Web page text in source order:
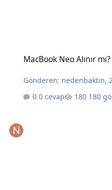
MacBook Neo Alınır mı?
Gönderen: nedenbaktın,
0 cevap
180